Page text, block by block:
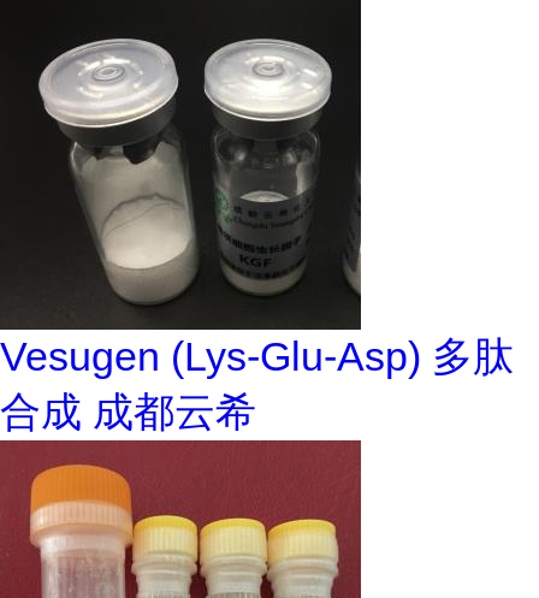
Vesugen (Lys-Glu-Asp) 多肽
合成 成都云希